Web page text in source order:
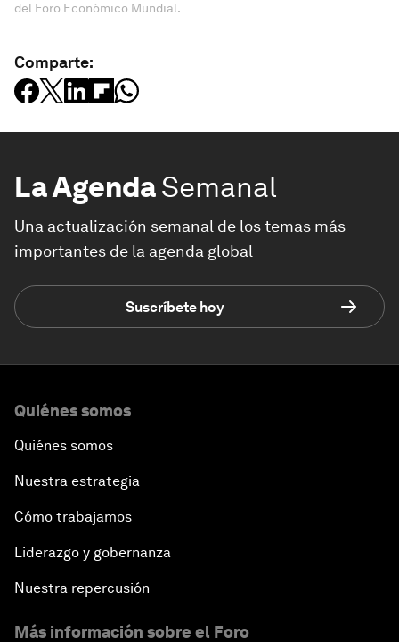
del Foro Económico Mundial.
Comparte:
La AgendaSemanal
Una actualización semanal de los temas más
importantes de la agenda global
Suscríbete hoy
Quiénes somos
Quiénes somos
Nuestra estrategia
Cómo trabajamos
Liderazgo y gobernanza
Nuestra repercusión
Más información sobre el Foro